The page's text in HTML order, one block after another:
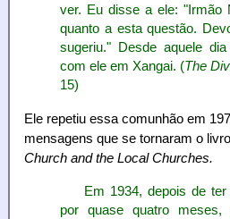
ver. Eu disse a ele: "Irmão
quanto a esta questão.
sugeriu." Desde aquele
com ele em Xangai. (The
15)
Ele repetiu essa comunhão em
mensagens que se tornaram o livro
Church and the Local Churches.
Em 1934, depois de
por quase quatro